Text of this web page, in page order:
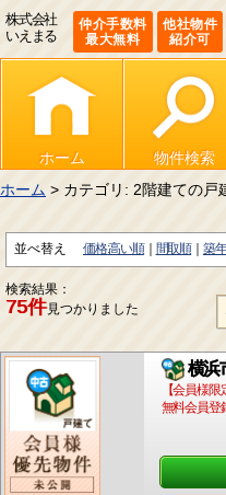
株式会社
いえまる
仲介手数料
最大無料
他社物件
紹介可
ホーム 物件検索
ホーム > カテゴリ: 2階建ての戸
並べ替え 価格:高い順 間取順 築
検索結果：
75件見つかりました
横浜
【会員様限
無料会員登